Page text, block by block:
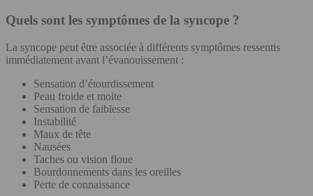
Quels sont les symptômes de la syncope ?
La syncope peut être associée à différents symptômes ressentis
immédiatement avant l’évanouissement :
Sensation d’étourdissement
Peau froide et moite
Sensation de faiblesse
Instabilité
Maux de tête
Nausées
Taches ou vision floue
Bourdonnements dans les oreilles
Perte de connaissance